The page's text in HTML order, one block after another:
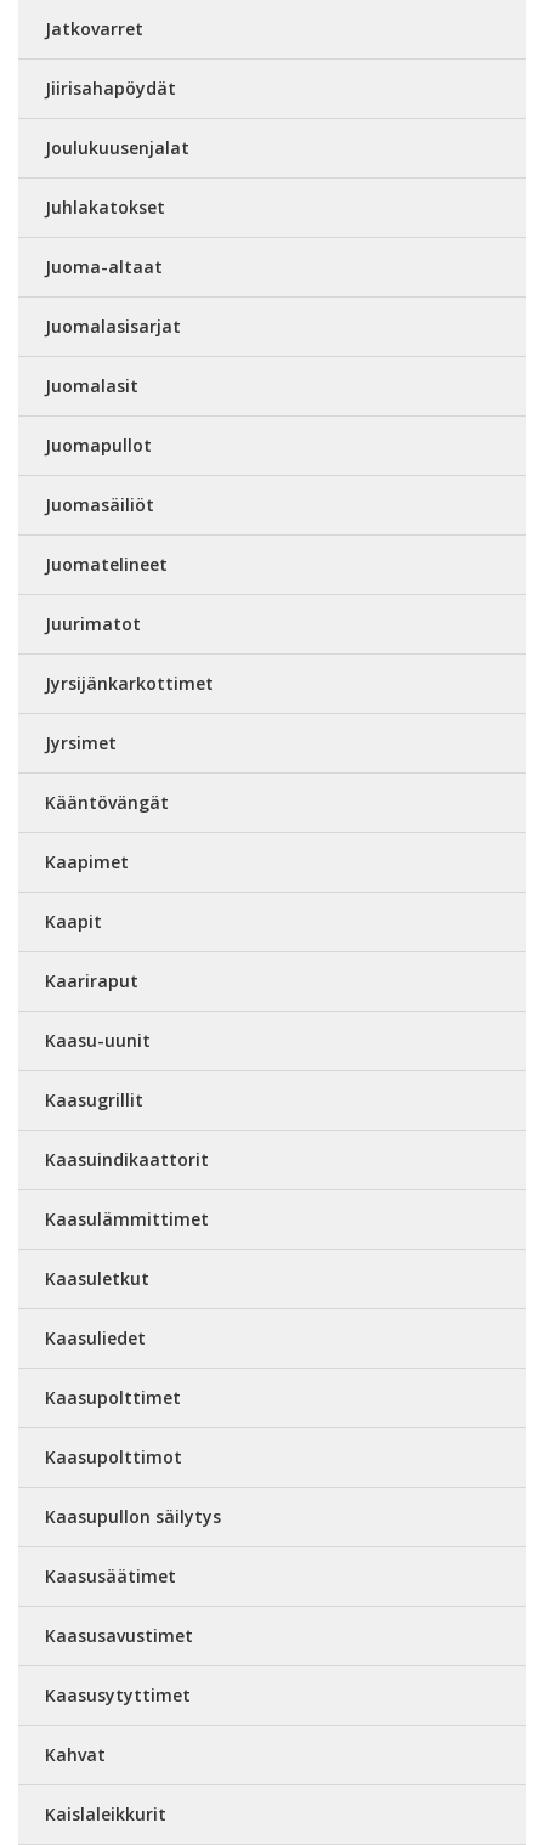
Jatkovarret
Jiirisahapöydät
Joulukuusenjalat
Juhlakatokset
Juoma-altaat
Juomalasisarjat
Juomalasit
Juomapullot
Juomasäiliöt
Juomatelineet
Juurimatot
Jyrsijänkarkottimet
Jyrsimet
Kääntövängät
Kaapimet
Kaapit
Kaariraput
Kaasu-uunit
Kaasugrillit
Kaasuindikaattorit
Kaasulämmittimet
Kaasuletkut
Kaasuliedet
Kaasupolttimet
Kaasupolttimot
Kaasupullon säilytys
Kaasusäätimet
Kaasusavustimet
Kaasusytyttimet
Kahvat
Kaislaleikkurit